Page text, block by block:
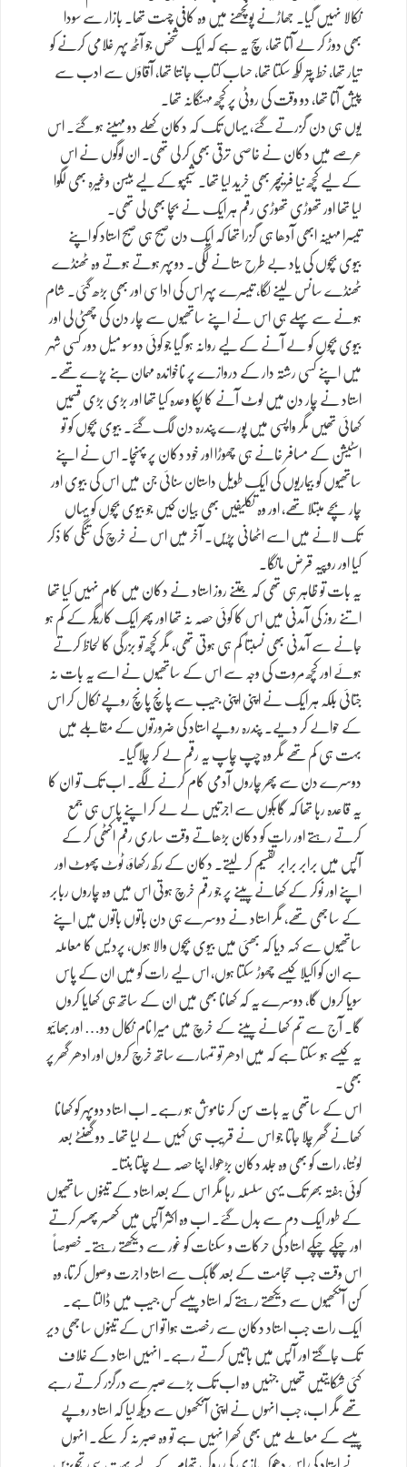
نکالا نہیں گیا۔ جھاڑنے پونچھنے میں وہ کافی چست تھا۔ بازار سے سودا
بھی دوڑ کر لے آتا تھا، سچ یہ ہے کہ ایک شخص جو آٹھ پہر غلامی کرنے کو
تیار تھا، خط پتر لکھ سکتا تھا، حساب کتاب جانتا تھا، آقاؤں سے ادب سے
پیش آتا تھا، دو وقت کی روٹی پر کچھ مہنگانہ تھا۔
یوں ہی دن گزرتے گئے، یہاں تک کہ دکان کھلے دو مہینے ہو گئے۔ اس
عرصے میں دکان نے خاصی ترقی بھی کر لی تھی۔ ان لوگوں نے اس
کے لیے کچھ نیا فرنیچر بھی خرید لیا تھا۔ شیمپو کے لیے بیسن وغیرہ بھی لگوا
لیا تھا اور تھوڑی تھوڑی رقم ہر ایک نے بچا بھی لی تھی۔
تیسرا مہینہ ابھی آدھا ہی گزرا تھا کہ ایک دن صبح ہی صبح استاد کو اپنے
بیوی بچوں کی یاد بے طرح ستانے لگی۔ دوپہر ہوتے ہوتے وہ ٹھنڈے
ٹھنڈے سانس لینے لگا، تیسرے پہر اس کی اداسی اور بھی بڑھ گئی۔ شام
ہونے سے پہلے ہی اس نے اپنے ساتھیوں سے چار دن کی چھٹی لی اور
بیوی بچوں کو لے آنے کے لیے روانہ ہو گیا جو کوئی دو سو میل دور کسی شہر
میں اپنے کسی رشتہ دار کے دروازے پر ناخواندہ مہمان بنے پڑے تھے۔
استاد نے چار دن میں لوٹ آنے کا پکا وعدہ کیا تھا اور بڑی بڑی قسمیں
کھائی تھیں مگر واپسی میں پورے پندرہ دن لگ گئے۔ بیوی بچوں کو تو
اسٹیشن کے مسافر خانے ہی چھوڑا اور خود دکان پر پہنچا۔ اس نے اپنے
ساتھیوں کو بیماریوں کی ایک طویل داستان سنائی جن میں اس کی بیوی اور
چار بچے مبتلا تھے، اور وہ تکلیفیں بھی بیان کیں جو بیوی بچوں کو یہاں
تک لانے میں اسے اٹھانی پڑیں۔ آخر میں اس نے خرچ کی تنگی کا ذکر
کیا اور روپیہ قرض مانگا۔
یہ بات تو ظاہر ہی تھی کہ جتنے روز استاد نے دکان میں کام نہیں کیا تھا
اتنے روز کی آمدنی میں اس کا کوئی حصہ نہ تھا اور پھر ایک کاریگر کے کم ہو
جانے سے آمدنی بھی نسبتاً کم ہی ہوتی تھی، مگر کچھ تو بزرگی کا لحاظ کرتے
ہوئے اور کچھ مروت کی وجہ سے اس کے ساتھیوں نے اسے یہ بات نہ
جتائی بلکہ ہر ایک نے اپنی اپنی جیب سے پانچ پانچ روپے نکال کر اس
کے حوالے کر دیے۔ پندرہ روپے استاد کی ضرورتوں کے مقابلے میں
بہت ہی کم تھے مگر وہ چپ چاپ یہ رقم لے کر چلا گیا۔
دوسرے دن سے پھر چاروں آدمی کام کرنے لگے۔ اب تک تو ان کا
یہ قاعدہ رہا تھا کہ گاہکوں سے اجرتیں لے لے کر اپنے پاس ہی جمع
کرتے رہتے اور رات کو دکان بڑھاتے وقت ساری رقم اکٹھی کر کے
آپس میں برابر برابر تقسیم کر لیتے۔ دکان کے رکھ رکھاؤ، ٹوٹ پھوٹ اور
اپنے اور نوکر کے کھانے پینے پر جو رقم خرچ ہوتی اس میں وہ چاروں ربابر
کے ساجھی تھے، مگر استاد نے دوسرے ہی دن باتوں باتوں میں اپنے
ساتھیوں سے کہہ دیا کہ بھئی میں بیوی بچوں والا ہوں، پردیس کا معاملہ
ہے ان کو اکیلا کیسے چھوڑ سکتا ہوں، اس لیے رات کو میں ان کے پاس
سویا کروں گا، دوسرے یہ کہ کھانا بھی میں ان کے ساتھ ہی کھایا کروں
گا۔ آج سے تم کھانے پینے کے خرچ میں میرا نام نکال دو… اور بھائیو
یہ کیسے ہو سکتا ہے کہ میں ادھر تو تمہارے ساتھ خرچ کروں اور ادھر گھر پر
بھی۔
اس کے ساتھی یہ بات سن کر خاموش ہو رہے۔ اب استاد دوپہر کو کھانا
کھانے گھر چلا جاتا جو اس نے قریب ہی کہیں لے لیا تھا۔ دو گھنٹے بعد
لوٹتا، رات کو بھی وہ جلد دکان بڑھوا، اپنا حصہ لے چلتا بنتا۔
کوئی ہفتہ بھر تک یہی سلسلہ رہا مگر اس کے بعد استاد کے تینوں ساتھیوں
کے طور ایک دم سے بدل گئے۔ اب وہ اکثر آپس میں کھسر پھسر کرتے
اور چپکے چپکے استاد کی حرکات و سکنات کو غور سے دیکھتے رہتے۔ خصوصاً
اس وقت جب حجامت کے بعد گاہک سے استاد اجرت وصول کرتا، وہ
کن آنکھیوں سے دیکھتے رہتے کہ استاد پیسے کس جیب میں ڈالتا ہے۔
ایک رات جب استاد دکان سے رخصت ہوا تو اس کے تینوں ساجھی دیر
تک جاگتے اور آپس میں باتیں کرتے رہے۔ انہیں استاد کے خلاف
کئی شکایتیں تھیں جنہیں وہ اب تک بڑے صبر سے درگزر کرتے رہے
تھے مگر اب، جب انہوں نے اپنی آنکھوں سے دیکھ لیا کہ استاد روپے
پیسے کے معاملے میں بھی کھرا نہیں ہے تو وہ صبر نہ کر سکے۔ انہوں